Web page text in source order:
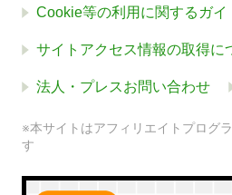
Cookie等の利用に関するガイ
サイトアクセス情報の取得に
法人・プレスお問い合わせ
※本サイトはアフィリエイトプログ
す